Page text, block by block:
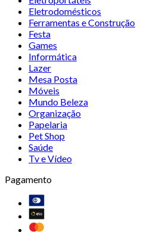
Eletrodomésticos
Ferramentas e Construção
Festa
Games
Informática
Lazer
Mesa Posta
Móveis
Mundo Beleza
Organização
Papelaria
Pet Shop
Saúde
Tv e Vídeo
Pagamento